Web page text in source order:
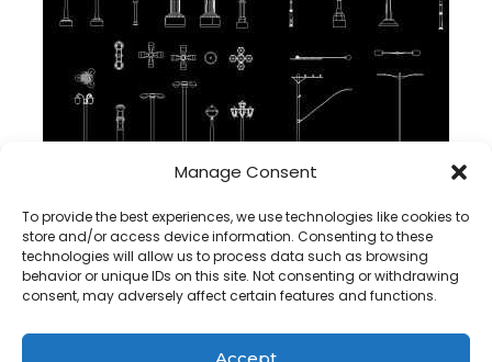
Manage Consent
To provide the best experiences, we use technologies like cookies to
store and/or access device information. Consenting to these
technologies will allow us to process data such as browsing
behavior or unique IDs on this site. Not consenting or withdrawing
consent, may adversely affect certain features and functions.
Accept
Farola de iluminación DWG bloque CAD en Autocad,
descargar